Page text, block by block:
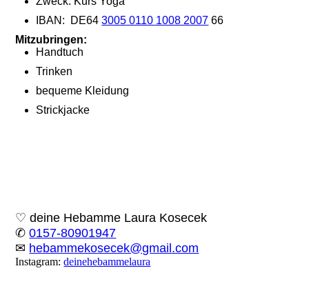
IBAN: DE643005 0110 1008 2007 66
Mitzubringen:
Handtuch
Trinken
bequeme Kleidung
Strickjacke
♡deine Hebamme Laura Kosecek
✆0157-80901947
✉ hebammekosecek@gmail.com
Instagram:deinehebammelaura